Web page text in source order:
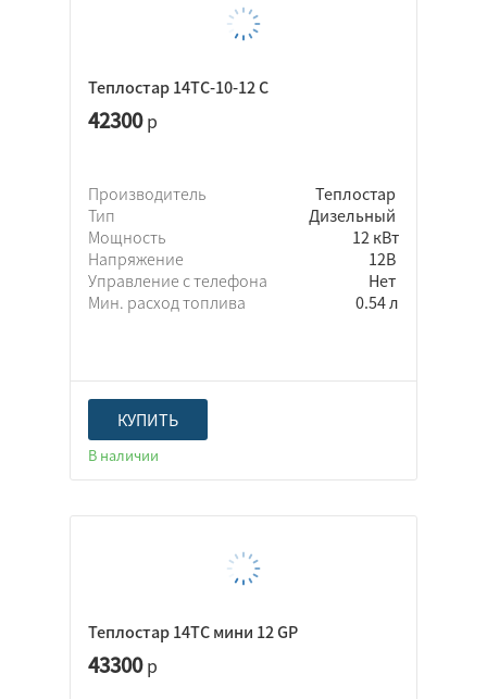
Теплостар 14ТС-10-12 С
42300р
Производитель
Теплостар
Тип
Дизельный
Мощность
12 кВт
Напряжение
12В
Управление с телефона
Нет
Мин. расход топлива
0.54 л
КУПИТЬ
В наличии
Теплостар 14ТС мини 12 GP
43300р